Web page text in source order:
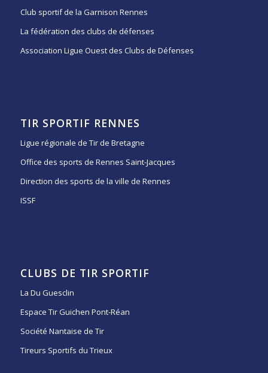
Club sportif de la Garnison Rennes
La fédération des clubs de défenses
Association Ligue Ouest des Clubs de Défenses
TIR SPORTIF RENNES
Ligue régionale de Tir de Bretagne
Office des sports de Rennes Saint-Jacques
Direction des sports de la ville de Rennes
ISSF
CLUBS DE TIR SPORTIF
La Du Guesclin
Espace Tir Guichen Pont-Réan
Société Nantaise de Tir
Tireurs Sportifs du Trieux